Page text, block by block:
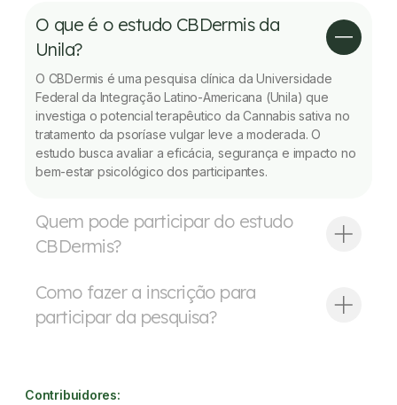
O que é o estudo CBDermis da
Unila?
O CBDermis é uma pesquisa clínica da Universidade
Federal da Integração Latino-Americana (Unila) que
investiga o potencial terapêutico da Cannabis sativa no
tratamento da psoríase vulgar leve a moderada. O
estudo busca avaliar a eficácia, segurança e impacto no
bem-estar psicológico dos participantes.
Quem pode participar do estudo
CBDermis?
Como fazer a inscrição para
participar da pesquisa?
Contribuidores: